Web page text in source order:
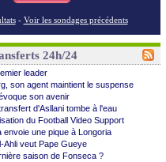
- Voir les sondages précédents
24h/24
leader
son agent maintient le suspense
son avenir
d'Asllani tombe à l'eau
du Football Video Support
envoie une pique à Longoria
Ahli veut Pape Gueye
saison de Fonseca ?